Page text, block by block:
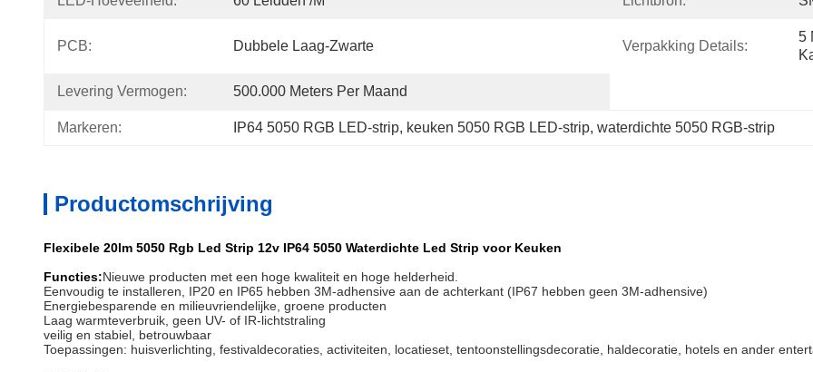
PCB: Dubbele Laag-Zwarte Verpakking Details:
5
Levering Vermogen: 500.000 Meters Per Maand
Markeren: IP64 5050 RGB LED-strip, keuken 5050 RGB LED-strip, waterdichte 5050 RGB-strip
Productomschrijving
Flexibele 20lm 5050 Rgb Led Strip 12v IP64 5050 Waterdichte Led Strip voor Keuken
Functies:Nieuwe producten met een hoge kwaliteit en hoge helderheid.
Eenvoudig te installeren, IP20 en IP65 hebben 3M-adhensive aan de achterkant (IP67 hebben geen 3M-adhensive)
Energiebesparende en milieuvriendelijke, groene producten
Laag warmteverbruik, geen UV- of IR-lichtstraling
veilig en stabiel, betrouwbaar
Toepassingen: huisverlichting, festivaldecoraties, activiteiten, locatieset, tentoonstellingsdecoratie, haldecoratie, hotels en ander